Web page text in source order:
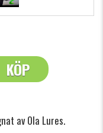
KÖP
OK
av Ola Lures.